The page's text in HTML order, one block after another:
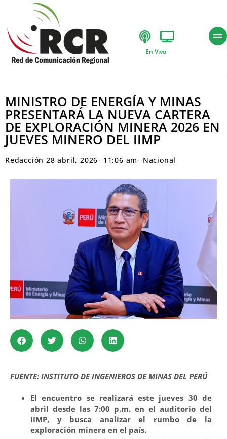
En Vivo
MINISTRO DE ENERGÍA Y MINAS
PRESENTARÁ LA NUEVA CARTERA
DE EXPLORACIÓN MINERA 2026 EN
JUEVES MINERO DEL IIMP
Redacción 28 abril, 2026- 11:06 am- Nacional
FUENTE: INSTITUTO DE INGENIEROS DE MINAS DEL PERÚ
El encuentro se realizará este jueves 30 de
abril desde las 7:00 p.m. en el auditorio del
IIMP, y busca analizar el rumbo de la
exploración minera en el país.